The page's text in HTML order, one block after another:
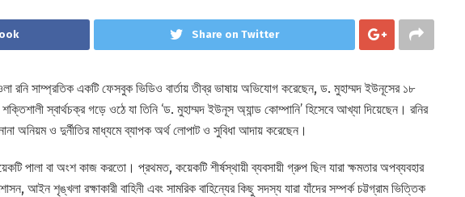
Share on Twitter
রনি সাম্প্রতিক একটি ফেসবুক ভিডিও বার্তায় তীব্র ভাষায় অভিযোগ করেছেন, ড. মুহাম্মদ ইউনূসের ১৮
স্বার্থচক্র গড়ে ওঠে যা তিনি ‘ড. মুহাম্মদ ইউনূস অ্যান্ড কোম্পানি’ হিসেবে আখ্যা দিয়েছেন। রনির
অনিয়ম ও দুর্নীতির মাধ্যমে ব্যাপক অর্থ লোপাট ও সুবিধা আদায় করেছেন।
পালা বা অংশ কাজ করতো। প্রথমত, কয়েকটি শীর্ষস্থায়ী ব্যবসায়ী গ্রুপ ছিল যারা ক্ষমতার অপব্যবহার
আইন শৃঙ্খলা রক্ষাকারী বাহিনী এবং সামরিক বাহিন্যের কিছু সদস্য যারা যাঁদের সম্পর্ক চট্টগ্রাম ভিত্তিক